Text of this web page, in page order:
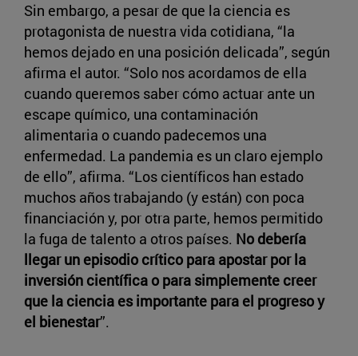
Sin embargo, a pesar de que la ciencia es
protagonista de nuestra vida cotidiana, “la
hemos dejado en una posición delicada”, según
afirma el autor. “Solo nos acordamos de ella
cuando queremos saber cómo actuar ante un
escape químico, una contaminación
alimentaria o cuando padecemos una
enfermedad. La pandemia es un claro ejemplo
de ello”, afirma. “Los científicos han estado
muchos años trabajando (y están) con poca
financiación y, por otra parte, hemos permitido
la fuga de talento a otros países. No debería
llegar un episodio crítico para apostar por la
inversión científica o para simplemente creer
que la ciencia es importante para el progreso y
el bienestar”.